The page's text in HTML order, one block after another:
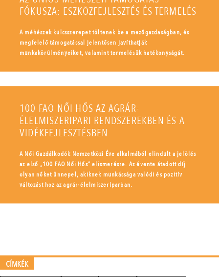
FÓKUSZA: ESZKÖZFEJLESZTÉS ÉS TERMELÉS
A méhészek kulcsszerepet töltenek be a mezőgazdaságban, és
megfelelő támogatással jelentősen javíthatják
munkakörülményeiket, valamint termelésük hatékonyságát.
100 FAO NŐI HŐS AZ AGRÁR-
ÉLELMISZERIPARI RENDSZEREKBEN ÉS A
VIDÉKFEJLESZTÉSBEN
A Női Gazdálkodók Nemzetközi Éve alkalmából elindult a jelölés
az első „100 FAO Női Hős” elismerésre. Az évente átadott díj
olyan nőket ünnepel, akiknek munkássága valódi és pozitív
változást hoz az agrár-élelmiszeriparban.
CÍMKÉK